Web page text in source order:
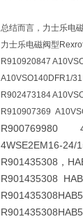
总结而言，力士乐电
力士乐电磁阀型
R910920847
A10VSO140DFR1/
R902473184
R910907369
R900769980
4WSE2EM16-24/
R901435308，
R901435308
R901435308
R901435308